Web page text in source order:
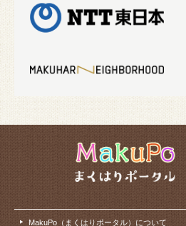
MakuPo（まくはりポータル）について